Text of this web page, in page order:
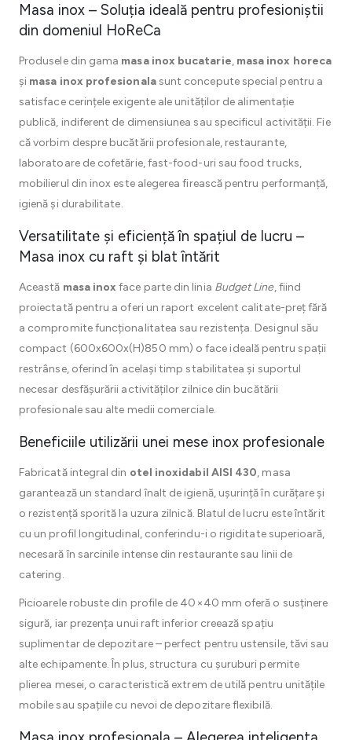
Masa inox – Soluția ideală pentru profesioniștii
din domeniul HoReCa
Produsele din gama masa inox bucatarie, masa inox horeca
și masa inox profesionalasunt concepute special pentru a
satisface cerințele exigente ale unităților de alimentație
publică, indiferent de dimensiunea sau specificul activității. Fie
că vorbim despre bucătării profesionale, restaurante,
laboratoare de cofetărie, fast-food-uri sau food trucks,
mobilierul din inox este alegerea firească pentru performanță,
igienă și durabilitate.
Versatilitate și eficiență în spațiul de lucru –
Masa inox cu raft și blat întărit
Această masa inox face parte din linia Budget Line, fiind
proiectată pentru a oferi un raport excelent calitate-preț fără
a compromite funcționalitatea sau rezistența. Designul său
compact (600x600x(H)850 mm) o face ideală pentru spații
restrânse, oferind în același timp stabilitatea și suportul
necesar desfășurării activităților zilnice din bucătării
profesionale sau alte medii comerciale.
Beneficiile utilizării unei mese inox profesionale
Fabricată integral din otel inoxidabil AISI 430, masa
garantează un standard înalt de igienă, ușurință în curățare și
o rezistență sporită la uzura zilnică. Blatul de lucru este întărit
cu un profil longitudinal, conferindu-i o rigiditate superioară,
necesară în sarcinile intense din restaurante sau linii de
catering.
Picioarele robuste din profile de 40×40 mm oferă o susținere
sigură, iar prezența unui raft inferior creează spațiu
suplimentar de depozitare – perfect pentru ustensile, tăvi sau
alte echipamente. În plus, structura cu șuruburi permite
plierea mesei, o caracteristică extrem de utilă pentru unitățile
mobile sau spațiile cu nevoi de depozitare flexibilă.